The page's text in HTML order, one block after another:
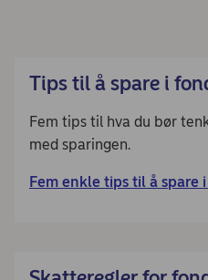
Tips til å spare i
Fem tips til hva du bør
med sparingen.
Fem enkle tips til å spare